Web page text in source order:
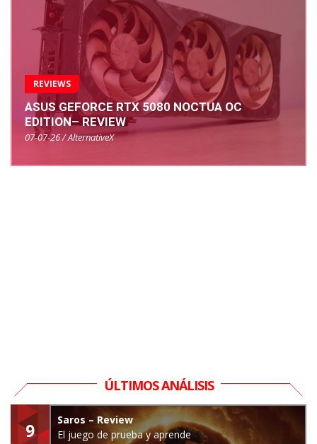
REVIEWS
ASUS GEFORCE RTX 5080 NOCTUA OC
EDITION– REVIEW
07-07-26 / AlternativeX
ÚLTIMOS ANÁLISIS
9
Saros – Review
El juego de prueba y aprende